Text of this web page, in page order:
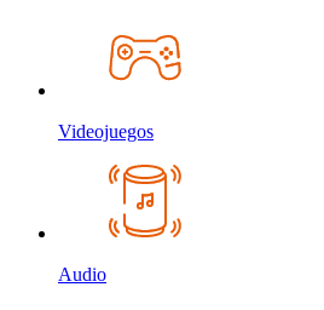
Videojuegos
Audio